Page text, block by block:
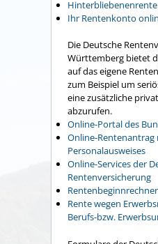
Ihr Rentenkonto
Die Deutsche
Württemberg bietet
auf das eigene
zum Beispiel um
eine zusätzliche
abzurufen.
Online-Portal des
Online-
Personalausweises
Online-Services der
Rentenversicherung
Rentenbeginnrechner
Rente wegen
Berufs-bzw.